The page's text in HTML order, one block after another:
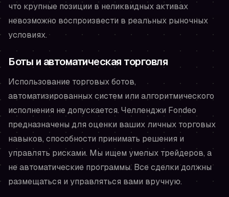
что крупные позиции в неликвидных активах
невозможно воспроизвести в реальных рыночных
условиях.
Боты и автоматическая торговля
Использование торговых ботов,
автоматизированных систем или алгоритмического
исполнения не допускается. Челленджи Fondeo
предназначены для оценки ваших личных торговых
навыков, способности принимать решения и
управлять рисками. Мы ищем умелых трейдеров, а
не автоматические программы. Все сделки должны
размещаться и управляться вами вручную.